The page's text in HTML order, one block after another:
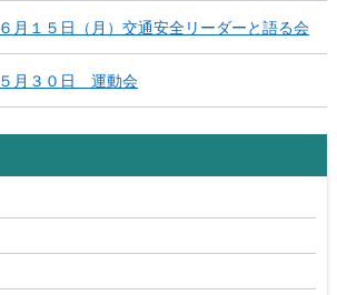
６月１５日（月）交通安全リーダーと語る会
５月３０日 運動会